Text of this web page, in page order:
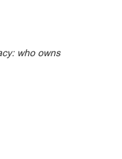
who owns